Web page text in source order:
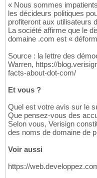
« Nous sommes
les décideurs politiques
profiteront aux utilisateurs
La société affirme que le
domaine .com est «
Source : la lettre des
Warren, https://
facts-about-dot-com/
Et vous ?
Quel est votre avis sur le
Que pensez-vous des
Selon vous, Verisign
des noms de domaine de
Voir aussi
https://